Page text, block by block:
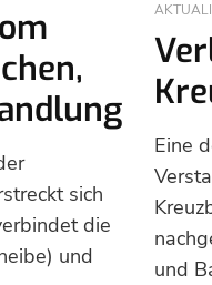
sich
die
und
Eine
und